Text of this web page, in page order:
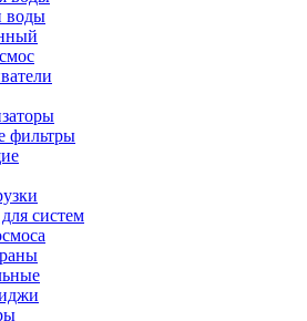
воды
фильтры
систем